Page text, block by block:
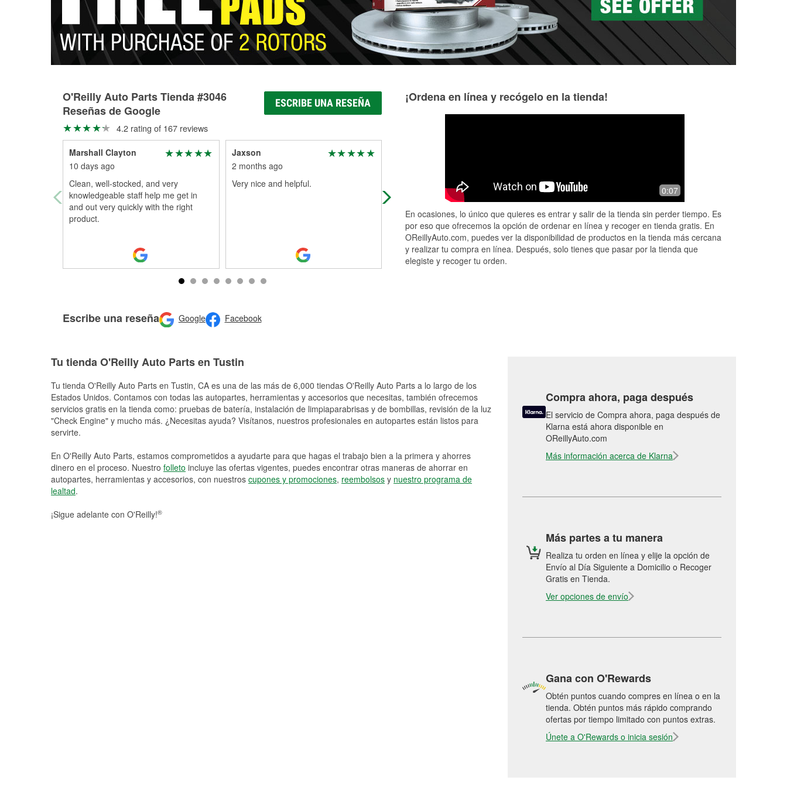
O'Reilly Auto Parts Tienda #3046
Reseñas de Google
ESCRIBE UNA RESEÑA
4.2 rating of 167 reviews
Marshall Clayton
10 days ago
Clean, well-stocked, and very
knowledgeable staff help me get in
and out very quickly with the right
product.
Jaxson
2 months ago
Very nice and helpful.
Picked up windshield wipers and
Andres installed them for me. Very
recommend showing there.
Been going there for years. John is an
amazing manager, Steve is an
Parts sorcerer, everybody at the store
i...Read More
Escribe una reseña Google Facebook
¡Ordena en línea y recógelo en la tienda!
0:07
En ocasiones, lo único que quieres es entrar y salir de la tienda sin perder tiempo. Es
por eso que ofrecemos la opción de ordenar en línea y recoger en tienda gratis. En
OReillyAuto.com, puedes ver la disponibilidad de productos en la tienda más cercana
y realizar tu compra en línea. Después, solo tienes que pasar por la tienda que
elegiste y recoger tu orden.
Tu tienda O'Reilly Auto Parts en Tustin
Tu tienda O'Reilly Auto Parts en Tustin, CA es una de las más de 6,000 tiendas O'Reilly Auto Parts a lo largo de los
Estados Unidos. Contamos con todas las autopartes, herramientas y accesorios que necesitas, también ofrecemos
servicios gratis en la tienda como: pruebas de batería, instalación de limpiaparabrisas y de bombillas, revisión de la luz
"Check Engine" y mucho más. ¿Necesitas ayuda? Visítanos, nuestros profesionales en autopartes están listos para
servirte.
En O'Reilly Auto Parts, estamos comprometidos a ayudarte para que hagas el trabajo bien a la primera y ahorres
dinero en el proceso. Nuestro folleto incluye las ofertas vigentes, puedes encontrar otras maneras de ahorrar en
autopartes, herramientas y accesorios, con nuestros cupones y promociones, reembolsos y nuestro programa de
lealtad.
¡Sigue adelante con O'Reilly!®
Compra ahora, paga después
El servicio de Compra ahora, paga después de
Klarna está ahora disponible en
OReillyAuto.com
Más información acerca de Klarna
Más partes a tu manera
Realiza tu orden en línea y elije la opción de
Envío al Día Siguiente a Domicilio o Recoger
Gratis en Tienda.
Ver opciones de envío
Gana con O'Rewards
Obtén puntos cuando compres en línea o en la
tienda. Obtén puntos más rápido comprando
ofertas por tiempo limitado con puntos extras.
Únete a O'Rewards o inicia sesión